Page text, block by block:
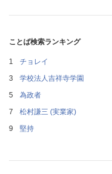
ことば検索ランキング
チョレイ
学校法人吉祥寺学園
為政者
松村謙三 (実業家)
堅持